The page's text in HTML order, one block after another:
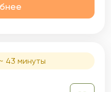
43 минуты